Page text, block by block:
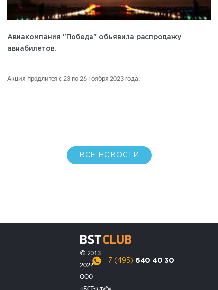
Авиакомпания "Победа" объявила распродажу
авиабилетов.
Акция продлится с 23 по 26 ноября 2023 года.
ВСЕ НОВОСТИ
7 (495) 640 40 30
© 2013-
2022
ООО